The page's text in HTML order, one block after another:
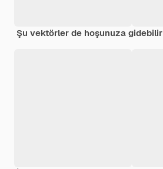
Şu vektörler de hoşunuza gidebilir